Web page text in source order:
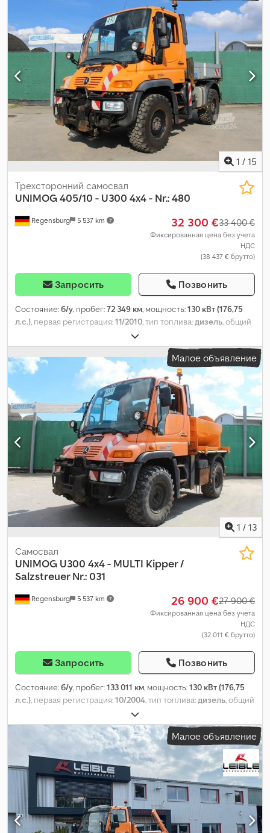
1 / 15
Regensburg 5 537 km
Трехсторонний самосвал
UNIMOG405/10 - U300 4x4 - Nr.: 480
32 300 €33 400 €
Фиксированная цена без учета
НДС
(38 437 € брутто)
Запросить Позвонить
Состояние:б/у, пробег:72 349 км, мощность:130 кВт (176,75
л.с.), первая регистрация:11/2010, тип топлива:дизель, общий
, конфигурация осей:
передачи:полуавтоматический, класс выбросов:Евро 5,
Оборудование:ABS, кондиционер, полный привод,
Малое объявление
1 / 13
Regensburg 5 537 km
Самосвал
UNIMOG U300 4x4 - MULTI Kipper /
Salzstreuer Nr.: 031
26 900 €27 900 €
Фиксированная цена без учета
НДС
(32 011 € брутто)
Запросить Позвонить
Состояние:б/у, пробег:133 011 км, мощность:130 кВт (176,75
л.с.), первая регистрация:10/2004, тип топлива:дизель, общий
, конфигурация осей:
передачи:полуавтоматический, класс выбросов:Евро 3,
ABS, кондиционер, полный привод,
Малое объявление